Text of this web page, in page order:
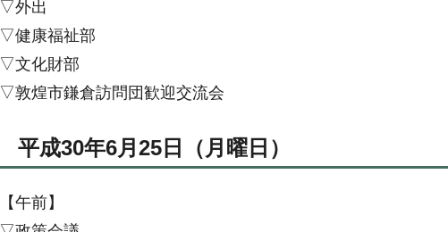
▽外出
▽健康福祉部
▽文化財部
▽敦煌市鎌倉訪問団歓迎交流会
平成30年6月25日（月曜日）
【午前】